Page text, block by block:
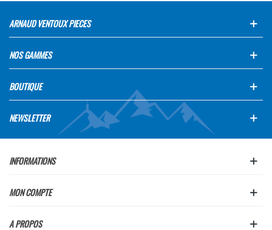
ARNAUD VENTOUX PIECES
NOS GAMMES
BOUTIQUE
NEWSLETTER
INFORMATIONS
MON COMPTE
A PROPOS